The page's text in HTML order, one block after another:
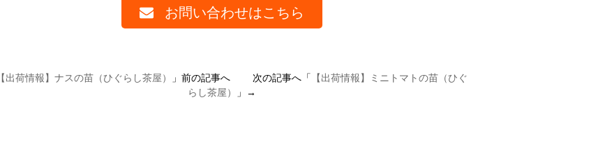
お問い合わせはこちら
【出荷情報】ナスの苗（ひぐらし茶屋） 」前の記事へ 次の記事へ「 【出荷情報】ミニトマトの苗（ひぐ
らし茶屋）
」→